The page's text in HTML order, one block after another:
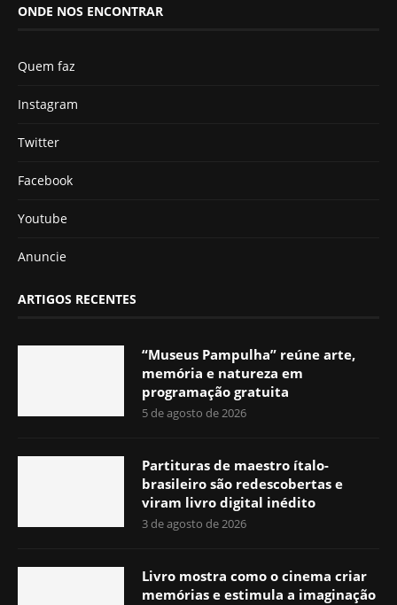
ONDE NOS ENCONTRAR
Quem faz
Instagram
Twitter
Facebook
Youtube
Anuncie
ARTIGOS RECENTES
“Museus Pampulha” reúne arte,
memória e natureza em
programação gratuita
5 de agosto de 2026
Partituras de maestro ítalo-
brasileiro são redescobertas e
viram livro digital inédito
3 de agosto de 2026
Livro mostra como o cinema criar
memórias e estimula a imaginação